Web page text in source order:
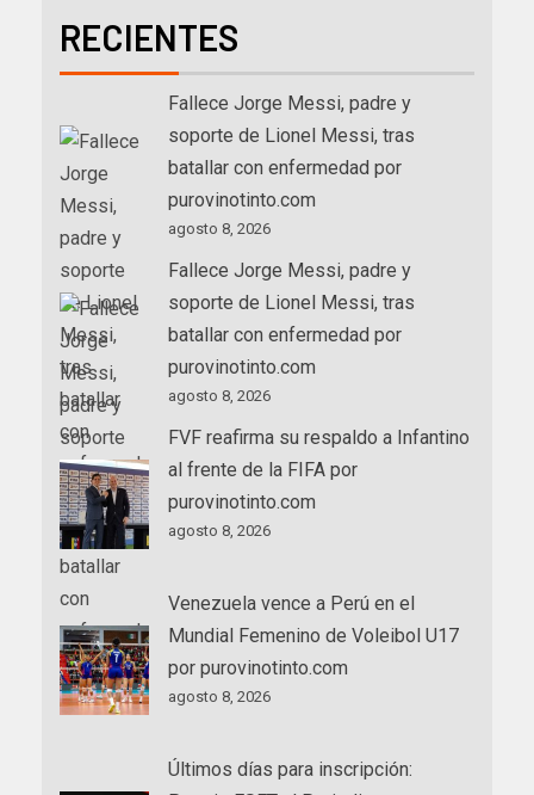
RECIENTES
Fallece Jorge Messi, padre y
soporte de Lionel Messi, tras
batallar con enfermedad por
purovinotinto.com
agosto 8, 2026
Fallece Jorge Messi, padre y
soporte de Lionel Messi, tras
batallar con enfermedad por
purovinotinto.com
agosto 8, 2026
FVF reafirma su respaldo a Infantino
al frente de la FIFA por
purovinotinto.com
agosto 8, 2026
Venezuela vence a Perú en el
Mundial Femenino de Voleibol U17
por purovinotinto.com
agosto 8, 2026
Últimos días para inscripción: